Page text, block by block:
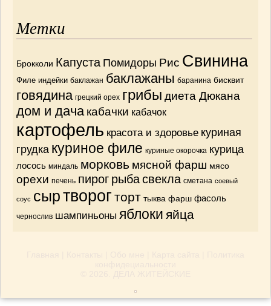
Метки
Брокколи Капуста Помидоры Рис Свинина
Филе индейки баклажан баклажаны баранина бисквит
говядина грецкий орех грибы диета Дюкана
дом и дача кабачки кабачок
картофель красота и здоровье куриная
грудка куриное филе куриные окорочка курица
лосось миндаль морковь мясной фарш мясо
орехи печень пирог рыба свекла сметана соевый
соус сыртворог торт тыква фарш фасоль
чернослив шампиньоны яблоки яйца